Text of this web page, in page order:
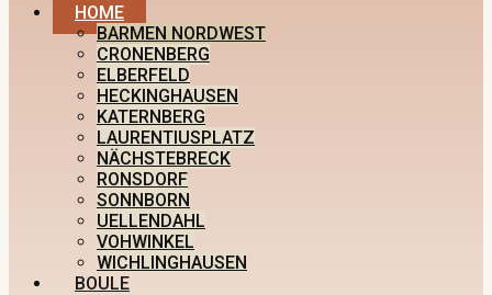
HOME
BARMEN NORDWEST
CRONENBERG
ELBERFELD
HECKINGHAUSEN
KATERNBERG
LAURENTIUSPLATZ
NÄCHSTEBRECK
RONSDORF
SONNBORN
UELLENDAHL
VOHWINKEL
WICHLINGHAUSEN
BOULE